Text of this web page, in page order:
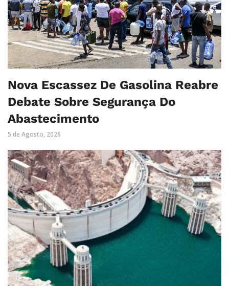
Nova Escassez De Gasolina Reabre
Debate Sobre Segurança Do
Abastecimento
5 de Agosto, 2026